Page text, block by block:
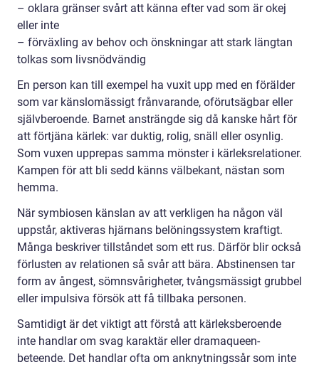
– oklara gränser svårt att känna efter vad som är okej
eller inte
– förväxling av behov och önskningar att stark längtan
tolkas som livsnödvändig
En person kan till exempel ha vuxit upp med en förälder
som var känslomässigt frånvarande, oförutsägbar eller
självberoende. Barnet ansträngde sig då kanske hårt för
att förtjäna kärlek: var duktig, rolig, snäll eller osynlig.
Som vuxen upprepas samma mönster i kärleksrelationer.
Kampen för att bli sedd känns välbekant, nästan som
hemma.
När symbiosen känslan av att verkligen ha någon väl
uppstår, aktiveras hjärnans belöningssystem kraftigt.
Många beskriver tillståndet som ett rus. Därför blir också
förlusten av relationen så svår att bära. Abstinensen tar
form av ångest, sömnsvårigheter, tvångsmässigt grubbel
eller impulsiva försök att få tillbaka personen.
Samtidigt är det viktigt att förstå att kärleksberoende
inte handlar om svag karaktär eller dramaqueen-
beteende. Det handlar ofta om anknytningssår som inte